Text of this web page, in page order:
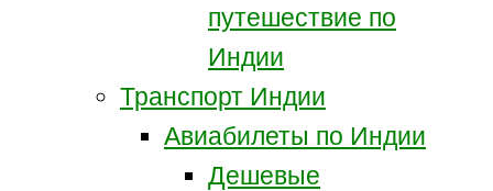
путешествие по
Индии
Транспорт Индии
Авиабилеты по Индии
Дешевые